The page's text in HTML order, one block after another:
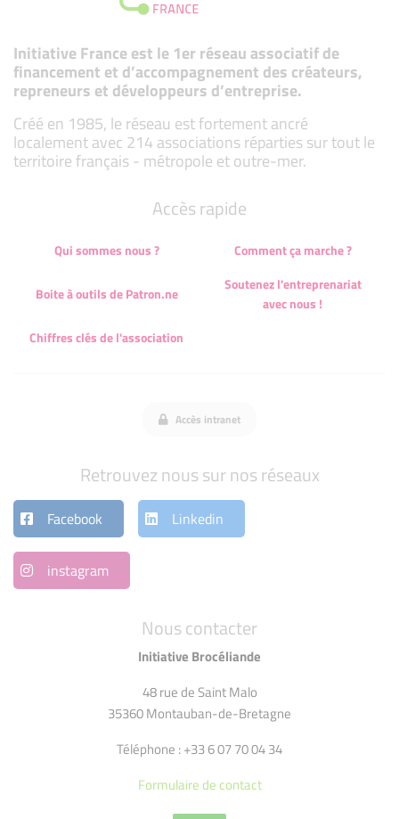
Initiative France est le 1er réseau associatif de
financement et d’accompagnement des créateurs,
repreneurs et développeurs d’entreprise.
Créé en 1985, le réseau est fortement ancré
localement avec 214 associations réparties sur tout le
territoire français - métropole et outre-mer.
Nous contacter
Initiative Brocéliande
48 rue de Saint Malo
35360 Montauban-de-Bretagne
Téléphone : +33 6 07 70 04 34
Formulaire de contact
Accès rapide
Qui sommes nous ? Comment ça marche ?
Boite à outils de Patron.ne
Soutenez l'entreprenariat
avec nous !
Chiffres clés de l'association
Accès intranet
Retrouvez nous sur nos réseaux
Facebook Linkedin
instagram